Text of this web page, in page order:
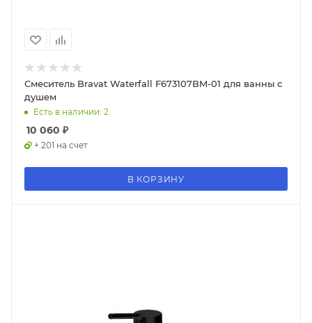
Смеситель Bravat Waterfall F673107BM-01 для ванны с
душем
Есть в наличии: 2
10 060 ₽
+ 201 на счет
В КОРЗИНУ